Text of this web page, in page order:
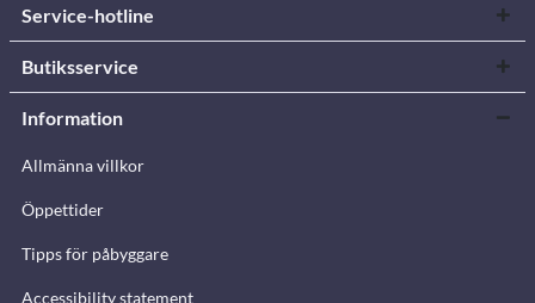
Service-hotline
Butiksservice
Information
Allmänna villkor
Öppettider
Tipps för påbyggare
Accessibility statement